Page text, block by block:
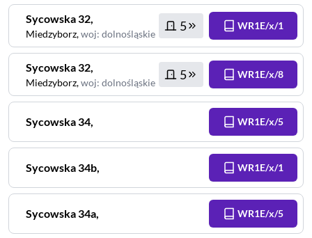
Sycowska32,
Miedzyborz,woj: dolnośląskie
5 WR1E/x/1
Sycowska32,
Miedzyborz,woj: dolnośląskie
5 WR1E/x/8
Sycowska34, WR1E/x/5
Sycowska34b, WR1E/x/1
Sycowska34a, WR1E/x/5